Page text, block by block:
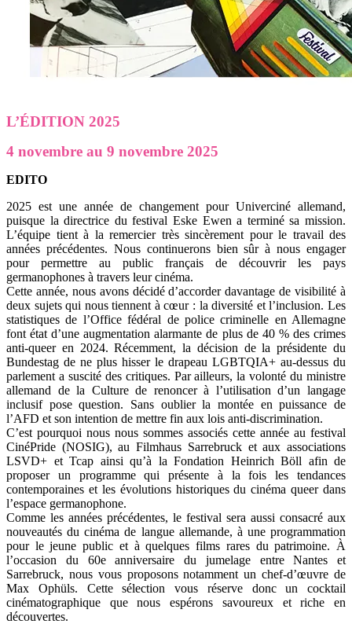
L’ÉDITION 2025
4 novembre au 9 novembre 2025
EDITO
2025 est une année de changement pour Univerciné allemand,
puisque la directrice du festival Eske Ewen a terminé sa mission.
L’équipe tient à la remercier très sincèrement pour le travail des
années précédentes. Nous continuerons bien sûr à nous engager
pour permettre au public français de découvrir les pays
germanophones à travers leur cinéma.
Cette année, nous avons décidé d’accorder davantage de visibilité à
deux sujets qui nous tiennent à cœur : la diversité et l’inclusion. Les
statistiques de l’Office fédéral de police criminelle en Allemagne
font état d’une augmentation alarmante de plus de 40 % des crimes
anti-queer en 2024. Récemment, la décision de la présidente du
Bundestag de ne plus hisser le drapeau LGBTQIA+ au-dessus du
parlement a suscité des critiques. Par ailleurs, la volonté du ministre
allemand de la Culture de renoncer à l’utilisation d’un langage
inclusif pose question. Sans oublier la montée en puissance de
l’AFD et son intention de mettre fin aux lois anti-discrimination.
C’est pourquoi nous nous sommes associés cette année au festival
CinéPride (NOSIG), au Filmhaus Sarrebruck et aux associations
LSVD+ et Tcap ainsi qu’à la Fondation Heinrich Böll afin de
proposer un programme qui présente à la fois les tendances
contemporaines et les évolutions historiques du cinéma queer dans
l’espace germanophone.
Comme les années précédentes, le festival sera aussi consacré aux
nouveautés du cinéma de langue allemande, à une programmation
pour le jeune public et à quelques films rares du patrimoine. À
l’occasion du 60e anniversaire du jumelage entre Nantes et
Sarrebruck, nous vous proposons notamment un chef-d’œuvre de
Max Ophüls. Cette sélection vous réserve donc un cocktail
cinématographique que nous espérons savoureux et riche en
découvertes.